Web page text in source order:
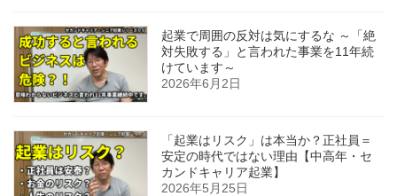
起業で周囲の反対は気にするな ～「絶
対失敗する」と言われた事業を11年続
けています～
2026年6月2日
「起業はリスク」は本当か？正社員＝
安定の時代ではない理由【中高年・セ
カンドキャリア起業】
2026年5月25日